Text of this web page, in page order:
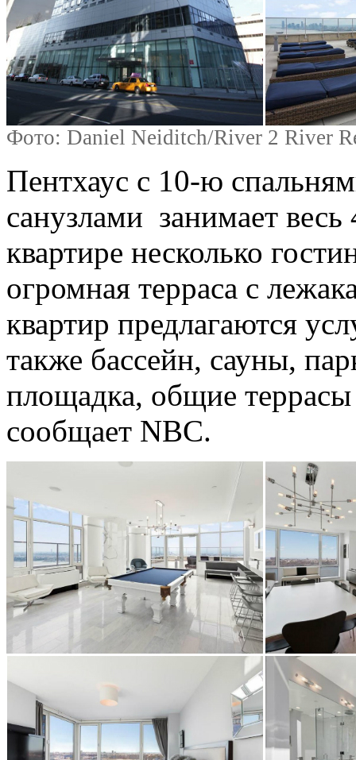
Фото: Daniel Neiditch/River 2 River
Пентхаус с 10-ю
санузлами занимает
квартире несколько
огромная терраса с
квартир предлагаются
также бассейн, сауны,
площадка, общие
сообщает NBC.